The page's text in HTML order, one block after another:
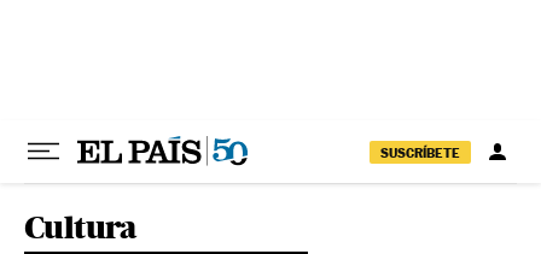
SUSCRÍBETE
Cultura